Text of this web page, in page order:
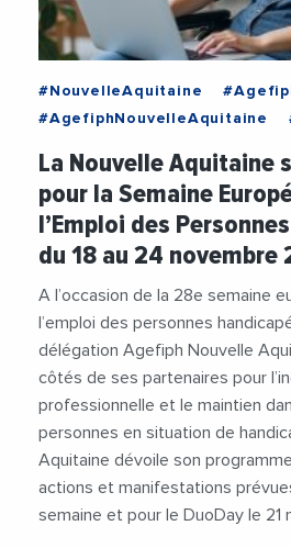
#NouvelleAquitaine
#AgefiphNouvelleAquitaine
#FranceTravail
#Insertion
#SEEPH
La Nouvelle Aquitaine
pour la Semaine
l’Emploi des
du 18 au 24 novembre
A l’occasion de la 28e semaine
l’emploi des personnes
délégation Agefiph Nouvelle
côtés de ses partenaires pour
professionnelle et le maintien
personnes en situation de
Aquitaine dévoile son
actions et manifestations
semaine et pour le DuoDay le 21